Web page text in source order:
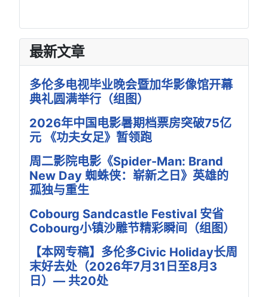
最新文章
多伦多电视毕业晚会暨加华影像馆开幕
典礼圆满举行（组图）
2026年中国电影暑期档票房突破75亿
元 《功夫女足》暂领跑
周二影院电影《Spider-Man: Brand
New Day 蜘蛛侠：崭新之日》英雄的
孤独与重生
Cobourg Sandcastle Festival 安省
Cobourg小镇沙雕节精彩瞬间（组图）
【本网专稿】多伦多Civic Holiday长周
末好去处（2026年7月31日至8月3
日）— 共20处